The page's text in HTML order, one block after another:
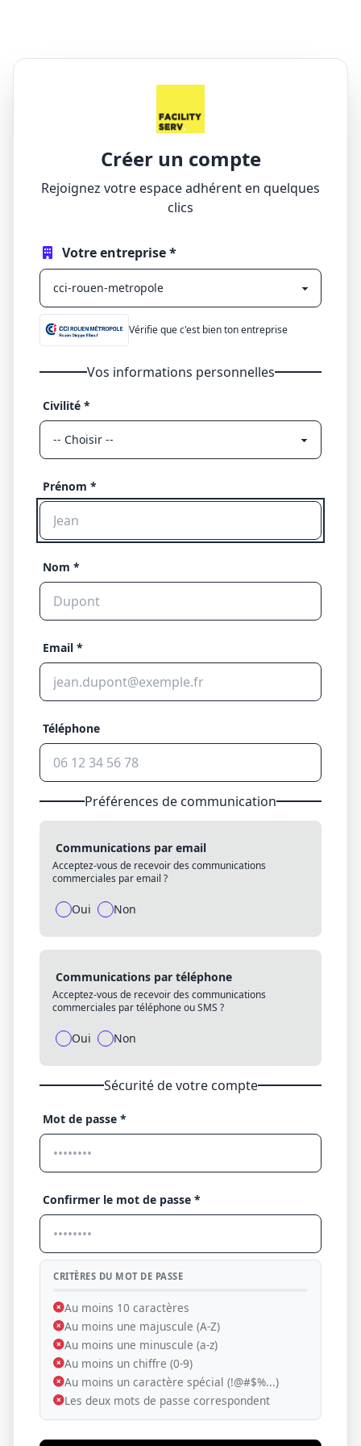
Créer un compte
Rejoignez votre espace adhérent en quelques
clics
Votre entreprise *
Vérifie que c'est bien ton entreprise
Vos informations personnelles
Civilité *
Prénom *
Nom *
Email *
Téléphone
Préférences de communication
Communications par email
Acceptez-vous de recevoir des communications
commerciales par email ?
Oui Non
Communications par téléphone
Acceptez-vous de recevoir des communications
commerciales par téléphone ou SMS ?
Oui Non
Sécurité de votre compte
Mot de passe *
Confirmer le mot de passe *
CRITÈRES DU MOT DE PASSE
Au moins 10 caractères
Au moins une majuscule (A-Z)
Au moins une minuscule (a-z)
Au moins un chiffre (0-9)
Au moins un caractère spécial (!@#$%...)
Les deux mots de passe correspondent